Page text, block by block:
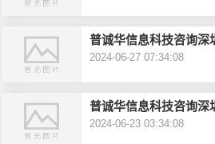
普诚华信息科技咨询深
2024-06-27 07:34:08
普诚华信息科技咨询深
2024-06-23 03:34:08